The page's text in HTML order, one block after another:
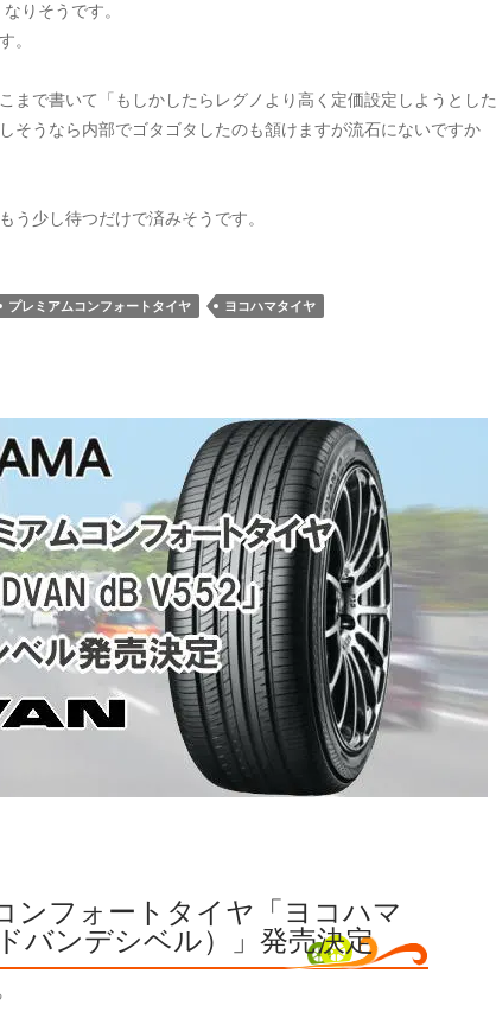
りそうです。
。
まで書いて「もしかしたらレグノより高く定価設定しようとした
そうなら内部でゴタゴタしたのも頷けますが流石にないですか
う少し待つだけで済みそうです。
プレミアムコンフォートタイヤ
ヨコハマタイヤ
ンフォートタイヤ「ヨコハマ
バンデシベル）」発売決定